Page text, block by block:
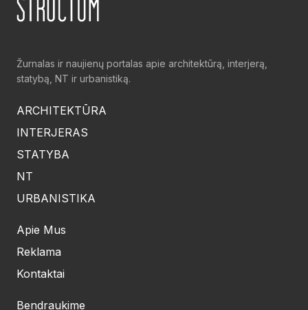
Žurnalas ir naujienų portalas apie architektūrą, interjerą,
statybą, NT ir urbanistiką.
ARCHITEKTŪRA
INTERJERAS
STATYBA
NT
URBANISTIKA
Apie Mus
Reklama
Kontaktai
Bendraukime